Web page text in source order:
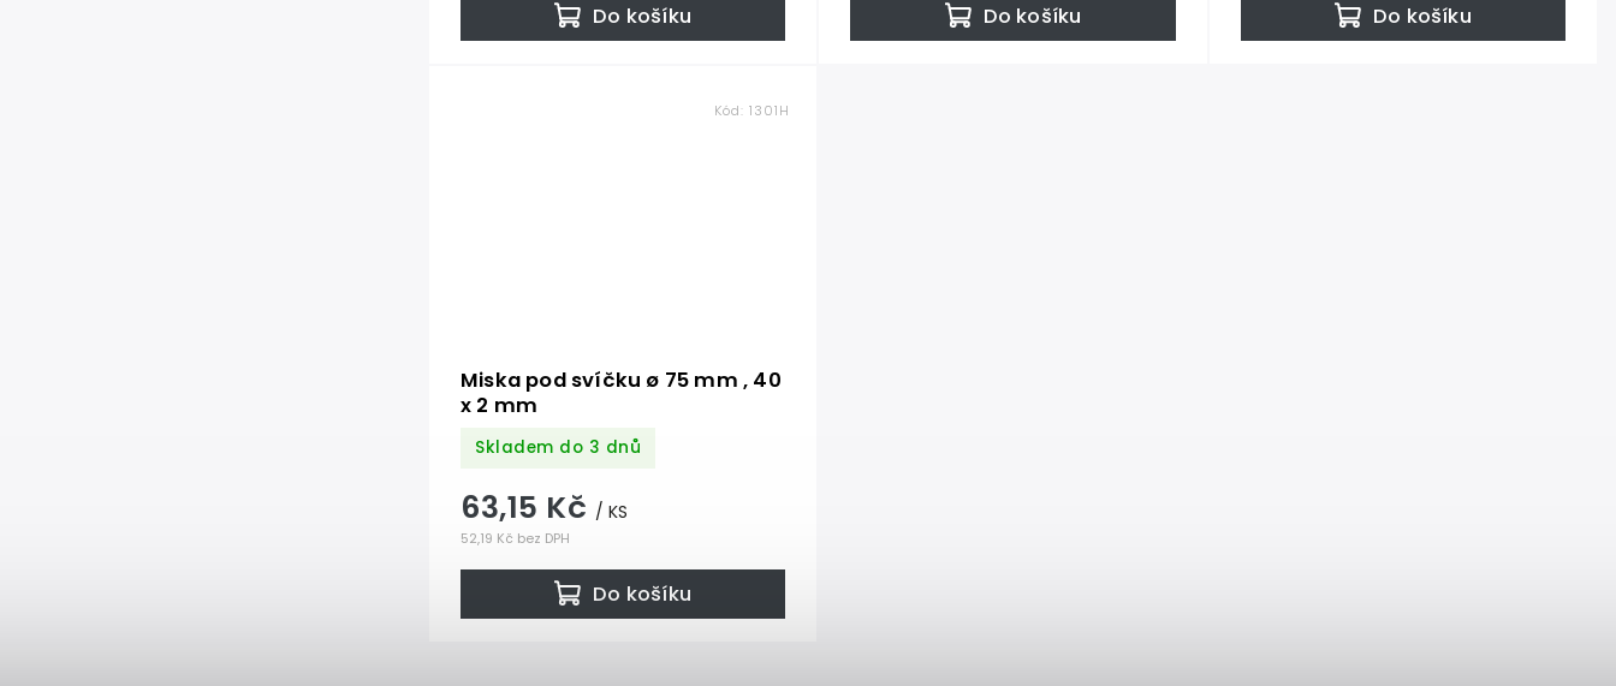
Do košíku Do košíku Do košíku
Miska pod svíčku ø 75 mm , 40
x 2 mm
Skladem do 3 dnů
52,19 Kč bez DPH
63,15 Kč / KS
Do košíku
Kód:1301H